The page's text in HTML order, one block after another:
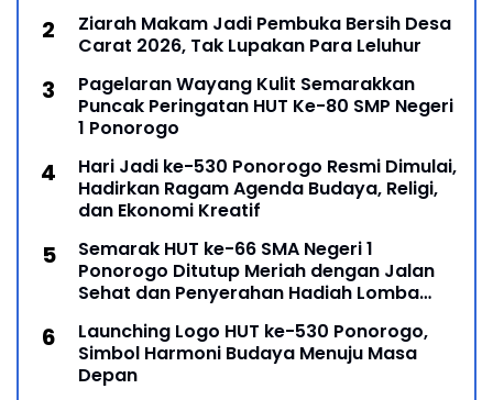
Ziarah Makam Jadi Pembuka Bersih Desa
Carat 2026, Tak Lupakan Para Leluhur
Pagelaran Wayang Kulit Semarakkan
Puncak Peringatan HUT Ke-80 SMP Negeri
1 Ponorogo
Hari Jadi ke-530 Ponorogo Resmi Dimulai,
Hadirkan Ragam Agenda Budaya, Religi,
dan Ekonomi Kreatif
Semarak HUT ke-66 SMA Negeri 1
Ponorogo Ditutup Meriah dengan Jalan
Sehat dan Penyerahan Hadiah Lomba
Launching Logo HUT ke-530 Ponorogo,
Simbol Harmoni Budaya Menuju Masa
Depan